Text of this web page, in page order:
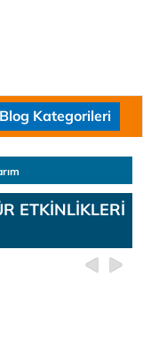
Blog Kategorileri
ETKİNLİKLERİ